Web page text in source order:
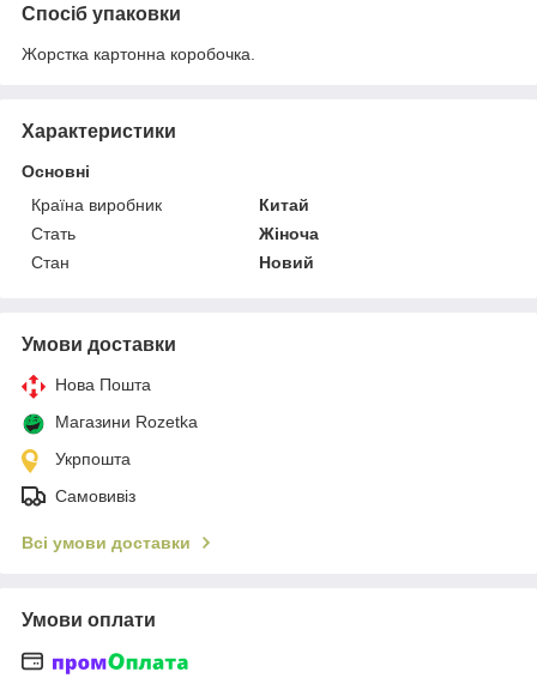
Спосіб упаковки
Жорстка картонна коробочка.
Характеристики
Основні
Країна виробник
Китай
Стать
Жіноча
Стан
Новий
Умови доставки
Нова Пошта
Магазини Rozetka
Укрпошта
Самовивіз
Всі умови доставки
Умови оплати